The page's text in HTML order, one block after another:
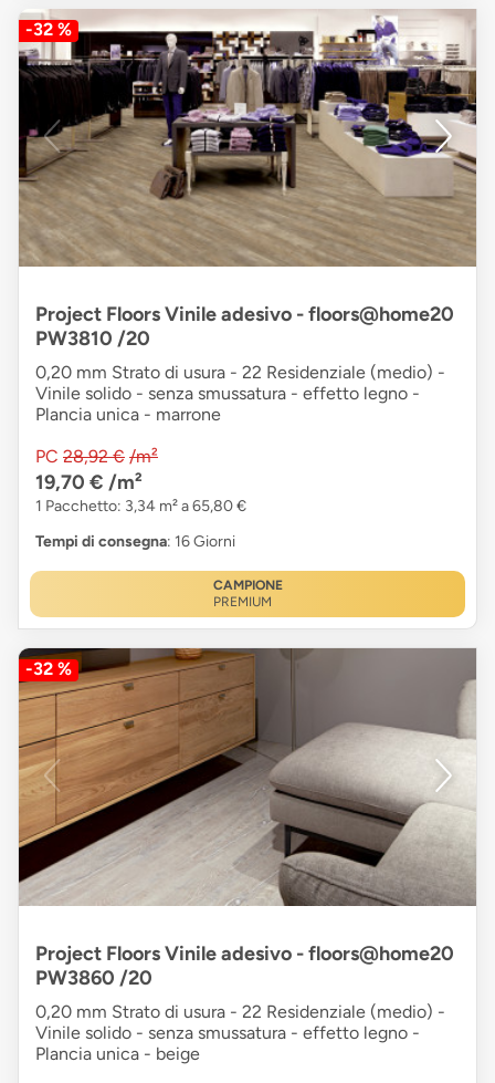
-32 %
Project Floors Vinile adesivo - floors@home20
PW3810 /20
0,20 mm Strato di usura - 22 Residenziale (medio) -
Vinile solido - senza smussatura - effetto legno -
Plancia unica - marrone
PC 28,92 € /m²
19,70 € /m²
1 Pacchetto: 3,34 m² a 65,80 €
Tempi di consegna: 16 Giorni
CAMPIONE
PREMIUM
-32 %
Project Floors Vinile adesivo - floors@home20
PW3860 /20
0,20 mm Strato di usura - 22 Residenziale (medio) -
Vinile solido - senza smussatura - effetto legno -
Plancia unica - beige